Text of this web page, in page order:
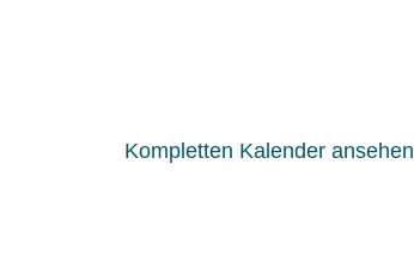
Kompletten Kalender ansehen